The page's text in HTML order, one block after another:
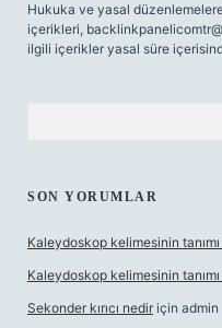
Hukuka ve yasal
içerikleri,
ilgili içerikler yasal süre
SON YORUMLAR
Kaleydoskop kelimesinin
Kaleydoskop kelimesinin
Sekonder kırıcı nedir için admin